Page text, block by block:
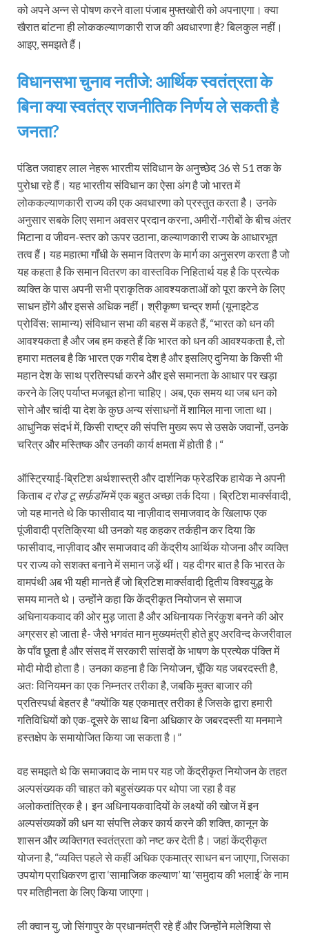
को अपने अन्न से पोषण करने वाला पंजाब मुफ्तखोरी को अपनाएगा। क्या
खैरात बांटना ही लोककल्याणकारी राज की अवधारणा है? बिलकुल नहीं।
आइए, समझते हैं।
विधानसभा चुनाव नतीजे: आर्थिक स्वतंत्रता के
बिना क्या स्वतंत्र राजनीतिक निर्णय ले सकती है
जनता?
पंडित जवाहर लाल नेहरू भारतीय संविधान के अनुच्छेद 36 से 51 तक के
पुरोधा रहे हैं। यह भारतीय संविधान का ऐसा अंग है जो भारत में
लोककल्याणकारी राज्य की एक अवधारणा को प्रस्तुत करता है। उनके
अनुसार सबके लिए समान अवसर प्रदान करना, अमीरों-गरीबों के बीच अंतर
मिटाना व जीवन-स्तर को ऊपर उठाना, कल्याणकारी राज्य के आधारभूत
तत्व हैं। यह महात्मा गाँधी के समान वितरण के मार्ग का अनुसरण करता है जो
यह कहता है कि समान वितरण का वास्तविक निहितार्थ यह है कि प्रत्येक
व्यक्ति के पास अपनी सभी प्राकृतिक आवश्यकताओं को पूरा करने के लिए
साधन होंगे और इससे अधिक नहीं। श्रीकृष्ण चन्द्र शर्मा (यूनाइटेड
प्रोविंस: सामान्य) संविधान सभा की बहस में कहते हैं, “भारत को धन की
आवश्यकता है और जब हम कहते हैं कि भारत को धन की आवश्यकता है, तो
हमारा मतलब है कि भारत एक गरीब देश है और इसलिए दुनिया के किसी भी
महान देश के साथ प्रतिस्पर्धा करने और इसे समानता के आधार पर खड़ा
करने के लिए पर्याप्त मजबूत होना चाहिए। अब, एक समय था जब धन को
सोने और चांदी या देश के कुछ अन्य संसाधनों में शामिल माना जाता था।
आधुनिक संदर्भ में, किसी राष्ट्र की संपत्ति मुख्य रूप से उसके जवानों, उनके
चरित्र और मस्तिष्क और उनकी कार्य क्षमता में होती है।“
ऑस्ट्रियाई-ब्रिटिश अर्थशास्त्री और दार्शनिक फ्रेडरिक हायेक ने अपनी
किताब द रोड टू सर्फ़डॉममें एक बहुत अच्छा तर्क दिया। ब्रिटिश मार्क्सवादी,
जो यह मानते थे कि फासीवाद या नाज़ीवाद समाजवाद के खिलाफ एक
पूंजीवादी प्रतिक्रि‍या थी उनको यह कहकर तर्कहीन कर दिया कि
फासीवाद, नाज़ीवाद और समाजवाद की केंद्रीय आर्थिक योजना और व्यक्ति
पर राज्य को सशक्त बनाने में समान जड़ें थीं। यह दीगर बात है कि भारत के
वामपंथी अब भी यही मानते हैं जो ब्रिटिश मार्क्सवादी द्वितीय विश्वयुद्ध के
समय मानते थे। उन्होंने कहा कि केंद्रीकृत नियोजन से समाज
अधिनायकवाद की ओर मुड़ जाता है और अधिनायक निरंकुश बनने की ओर
अग्रसर हो जाता है- जैसे भगवंत मान मुख्यमंत्री होते हुए अरविन्द केजरीवाल
के पाँव छूता है और संसद में सरकारी सांसदों के भाषण के प्रत्येक पंक्ति में
मोदी मोदी होता है। उनका कहना है कि नियोजन, चूँकि यह जबरदस्ती है,
अतः विनियमन का एक निम्नतर तरीका है, जबकि मुक्त बाजार की
प्रतिस्पर्धा बेहतर है “क्योंकि यह एकमात्र तरीका है जिसके द्वारा हमारी
गतिविधियों को एक-दूसरे के साथ बिना अधिकार के जबरदस्ती या मनमाने
हस्तक्षेप के समायोजित किया जा सकता है।”
वह समझते थे कि समाजवाद के नाम पर यह जो केंद्रीकृत नियोजन के तहत
अल्पसंख्यक की चाहत को बहुसंख्यक पर थोपा जा रहा है वह
अलोकतांत्रिक है। इन अधिनायकवादियों के लक्ष्यों की खोज में इन
अल्पसंख्यकों की धन या संपत्ति लेकर कार्य करने की शक्ति, कानून के
शासन और व्यक्तिगत स्वतंत्रता को नष्ट कर देती है। जहां केंद्रीकृत
योजना है, “व्यक्ति पहले से कहीं अधिक एकमात्र साधन बन जाएगा, जिसका
उपयोग प्राधिकरण द्वारा ‘सामाजिक कल्याण’ या ‘समुदाय की भलाई’ के नाम
पर मतिहीनता के लिए किया जाएगा।
ली क्वान यु, जो सिंगापुर के प्रधानमंत्री रहे हैं और जिन्होंने मलेशिया से